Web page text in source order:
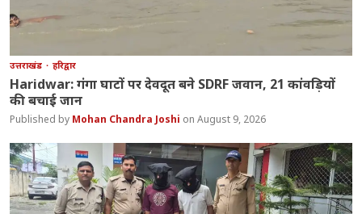
उत्तराखंड हरिद्वार
Haridwar: गंगा घाटों पर देवदूत बने SDRF जवान, 21 कांवड़ियों
की बचाई जान
Mohan Chandra Joshi August 9, 2026